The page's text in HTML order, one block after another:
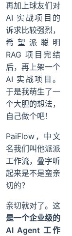
再加上球友们对
AI 实战项目的
诉求比较强烈，
希望派聪明
RAG 项目完结
后，再上架一个
AI 实战项目。
于是我萌生了一
个大胆的想法，
自己做个吧！
PaiFlow，中文
名我们叫他派派
工作流，叠字听
起来是不是蛮亲
切的？
亲切就对了。这
是一个企业级的
AI Agent 工作